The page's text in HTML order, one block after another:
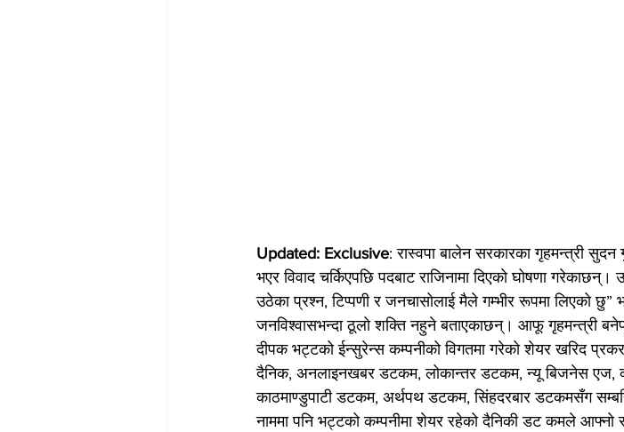
Updated: Exclusive: रास्वपा बालेन सरकारका गृहमन्त्री
भएर विवाद चर्किएपछि पदबाट राजिनामा दिएको घोषणा
उठेका प्रश्न, टिप्पणी र जनचासोलाई मैले गम्भीर रूपमा लिएको छु”
जनविश्वासभन्दा ठूलो शक्ति नहुने बताएकाछन्। आफू गृहमन्त्री
दीपक भट्टको ईन्सुरेन्स कम्पनीको विगतमा गरेको शेयर खरिद
दैनिक, अनलाइनखबर डटकम, लोकान्तर डटकम, न्यू बिजनेस एज,
काठमाण्डुपाटी डटकम, अर्थपथ डटकम, सिंहदरबार डटकमसँग
नाममा पनि भट्टको कम्पनीमा शेयर रहेको दैनिकी डट कमले आफ्नो